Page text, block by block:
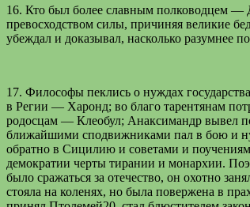
16. Кто был более славным полководцем —
превосходством силы, причиняя великие
убеждал и доказывал, насколько разумнее
17. Философы пеклись о нуждах
в Регии — Харонд; во благо тарентянам
родосцам — Клеобул; Анаксимандр вывел
ближайшими сподвижниками пал в бою и
обратно в Сицилию и советами и
демократии черты тирании и монархии.
было сражаться за отечество, он охотно
стояла на коленях, но была повержена в